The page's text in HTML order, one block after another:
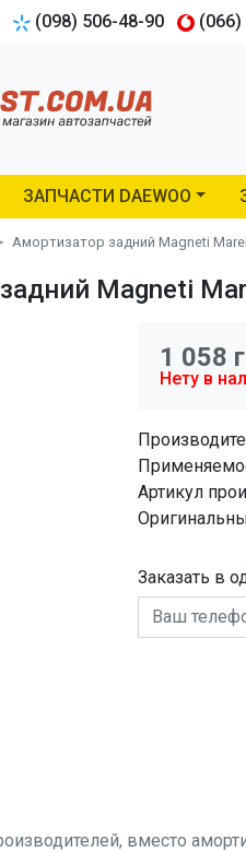
(098) 506-48-90 (066)
ЗАПЧАСТИ DAEWOO
Амортизатор задний Magneti
Magneti
1 058
Нету в
Артикул
Заказать в
вместо